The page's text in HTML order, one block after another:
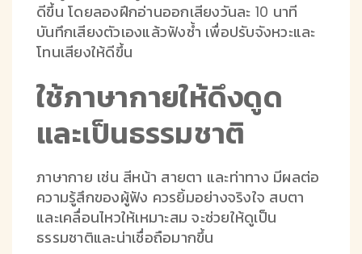
ดีขึ้น โดยลองฝึกอ่านออกเสียงวันละ 10 นาที
บันทึกเสียงตัวเองแล้วฟังซ้ำ เพื่อปรับจังหวะและ
โทนเสียงให้ดีขึ้น
ใช้ภาษากายให้ดึงดูด
และเป็นธรรมชาติ
ภาษากาย เช่น สีหน้า สายตา และท่าทาง มีผลต่อ
ความรู้สึกของผู้ฟัง ควรยิ้มอย่างจริงใจ สบตา
และเคลื่อนไหวให้เหมาะสม จะช่วยให้ดูเป็น
ธรรมชาติและน่าเชื่อถือมากขึ้น